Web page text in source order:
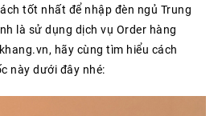
tốt nhất để nhập đèn ngủ Trung
là sử dụng dịch vụ Order hàng
hãy cùng tìm hiểu cách
này dưới đây nhé: